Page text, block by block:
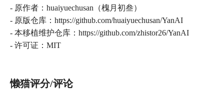
- 原作者：huaiyuechusan（槐月初叁）
- 原版仓库：https://github.com/huaiyuechusan/YanAI
- 本移植维护仓库：https://github.com/zhistor26/YanAI
- 许可证：MIT
懒猫评分/评论